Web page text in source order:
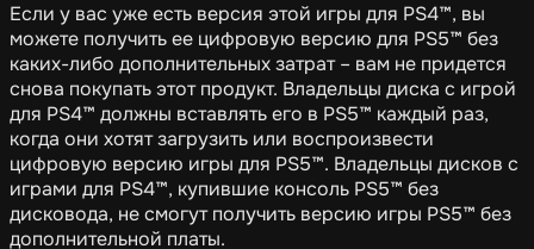
Если у вас уже есть версия этой игры для PS4™, вы
можете получить ее цифровую версию для PS5™ без
каких-либо дополнительных затрат – вам не придется
снова покупать этот продукт. Владельцы диска с игрой
для PS4™ должны вставлять его в PS5™ каждый раз,
когда они хотят загрузить или воспроизвести
цифровую версию игры для PS5™. Владельцы дисков с
играми для PS4™, купившие консоль PS5™ без
дисковода, не смогут получить версию игры PS5™ без
дополнительной платы.